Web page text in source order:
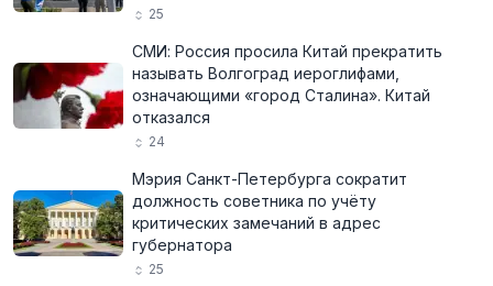
25
СМИ: Россия просила Китай прекратить
называть Волгоград иероглифами,
означающими «город Сталина». Китай
отказался
24
Мэрия Санкт-Петербурга сократит
должность советника по учёту
критических замечаний в адрес
губернатора
25